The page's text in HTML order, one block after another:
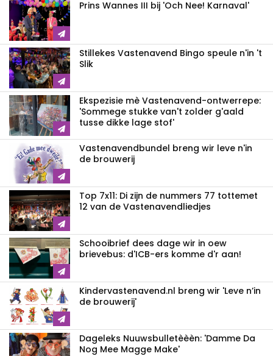
Prins Wannes III bij 'Och Nee! Karnaval'
Stillekes Vastenavend Bingo speule n'in 't
Slik
Ekspezisie mè Vastenavend-ontwerrepe:
'Sommege stukke van't zolder g'aald
tusse dikke lage stof'
Vastenavendbundel breng wir leve n'in
de brouwerij
Top 7x11: Di zijn de nummers 77 tottemet
12 van de Vastenavendliedjes
Schooibrief dees dage wir in oew
brievebus: d'ICB-ers komme d'r aan!
Kindervastenavend.nl breng wir 'Leve n’in
de brouwerij'
Dageleks Nuuwsbulletèèèn: 'Damme Da
Nog Mee Magge Make'